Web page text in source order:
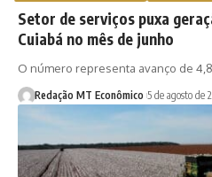
Setor de serviços puxa
Cuiabá no mês de junho
O número representa avanço de
Redação MT Econômico 5 de agosto de